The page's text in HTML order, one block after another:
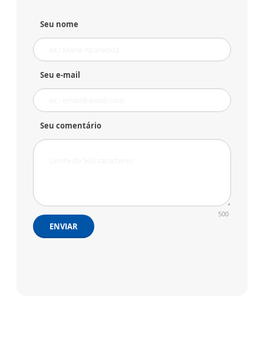
Seu nome
Seu e-mail
Seu comentário
500
ENVIAR